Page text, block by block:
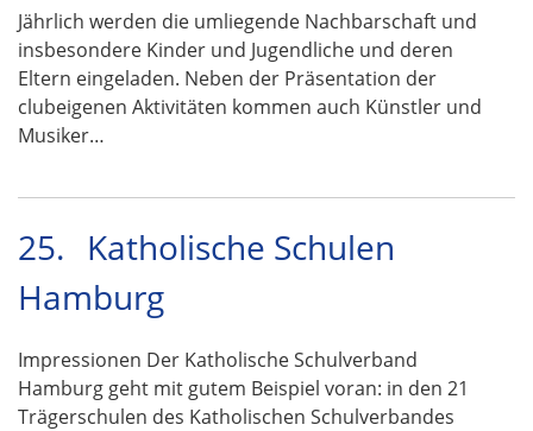
Jährlich werden die umliegende Nachbarschaft und
insbesondere Kinder und Jugendliche und deren
Eltern eingeladen. Neben der Präsentation der
clubeigenen Aktivitäten kommen auch Künstler und
Musiker…
25. Katholische Schulen
Hamburg
Impressionen Der Katholische Schulverband
Hamburg geht mit gutem Beispiel voran: in den 21
Trägerschulen des Katholischen Schulverbandes